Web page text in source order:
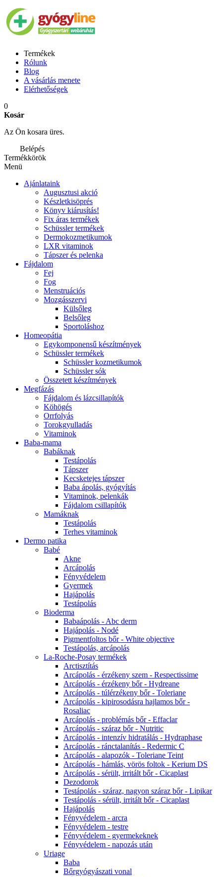
Termékek
Rólunk
Blog
A vásárlás menete
Elérhetőségek
0
Kosár
Az Ön kosara üres.
Belépés
Termékkörök
Menü
Ajánlataink
Augusztusi akció
Készletkisöprés
Könyv kiárusítás!
Fix áras termékek
Schüssler termékek
Dermokozmetikumok
LXR vitaminok
Tápszer és pelenka
Fájdalom
Fej
Fog
Menstruációs
Mozgásszervi
Külsőleg
Belsőleg
Sportoláshoz
Homeopátia
Egykomponensű készítmények
Schüssler termékek
Schüssler kozmetikumok
Schüssler sók
Összetett készítmények
Megfázás
Fájdalom és lázcsillapítók
Köhögés
Orrfolyás
Torokgyulladás
Vitaminok
Baba-mama
Babáknak
Testápolás
Tápszer
Kecsketejes tápszer
Baba ápolás, gyógyítás
Vitaminok, pelenkák
Fájdalom csillapítók
Mamáknak
Testápolás
Terhes vitaminok
Dermo patika
Babé
Akne
Arcápolás
Fényvédelem
Gyermek
Hajápolás
Testápolás
Bioderma
Babaápolás - Abc derm
Hajápolás - Nodé
Pigmentfoltos bőr - White objective
Testápolás, arcápolás
La-Roche-Posay termékek
Arctisztítás
Arcápolás - érzékeny szem - Respectissime
Arcápolás - érzékeny bőr - Hydreane
Arcápolás - túlérzékeny bőr - Toleriane
Arcápolás - kipirosodásra hajlamos bőr -
Rosaliac
Arcápolás - problémás bőr - Effaclar
Arcápolás - száraz bőr - Nutritic
Arcápolás - intenzív hidratálás - Hydraphase
Arcápolás - ránctalanítás - Redermic C
Arcápolás - alapozók - Toleriane Teint
Arcápolás - hámlás, vörös foltok - Kerium DS
Arcápolás - sérült, irritált bőr - Cicaplast
Dezodorok
Testápolás - száraz, nagyon száraz bőr - Lipikar
Testápolás - sérült, irritált bőr - Cicaplast
Hajápolás
Fényvédelem - arcra
Fényvédelem - testre
Fényvédelem - gyermekeknek
Fényvédelem - napozás után
Uriage
Baba
Bőrgyógyászati vonal